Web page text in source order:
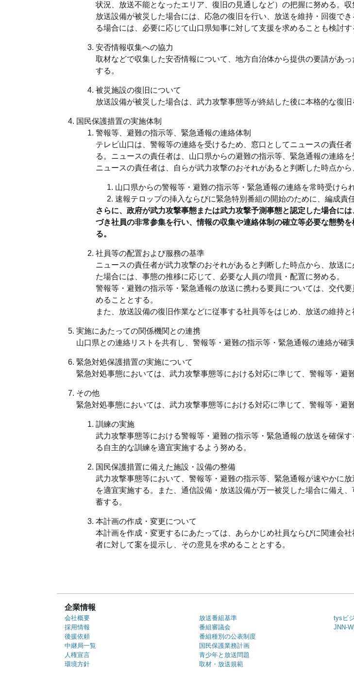
状況、放送不能となったエリア、復旧の見通しなど）の把握に努める。
放送設備が被災した場合には、応急の復旧を行い、放送を維持・回復で
る場合には、必要に応じて山口県知事に対して支援を求めることも検討す
安否情報収集への協力
取材などで収集した安否情報について、地方自治体から提供の要請があ
する。
被災施設の復旧について
放送設備が被災した場合は、武力攻撃事態等が終結した後に本格的な復旧
国民保護措置の実施体制
警報等、避難の指示等、緊急通報の連絡体制
テレビ山口は、警報等の連絡を受けるため、窓口としてニュースの責任
る。ニュースの責任者は、山口県からの避難の指示等、緊急通報の連絡を
ニュースの責任者は、自らが武力攻撃のおそれがあると判断した時点から
山口県からの警報等・避難の指示等・緊急通報の連絡を常時受けら
速報テロップの挿入ならびに緊急特別番組の開始のために、編成責
さらに、政府が武力攻撃事態または武力攻撃予測事態と認定した場合に
づき社員の非常参集を行い、情報の収集や連絡体制の確立等必要な態勢
る。
社員等の配置および服務の基準
ニュースの責任者が武力攻撃のおそれがあると判断した時点から、放送
た場合には、事態の推移に応じて、必要な人員の増員・配置に努める。
警報等・避難の指示等・緊急通報の放送に携わる要員については、交代
めることとする。
また、放送設備の復旧作業などに従事する社員等をはじめ、放送の維持
実施にあたっての関係機関との連携
山口県との連絡リストを共有し、警報等・避難の指示等・緊急通報の連絡が確
緊急対処保護措置の実施について
緊急対処事態においては、武力攻撃事態等における対応に準じて、警報等・避
その他
緊急対処事態においては、武力攻撃事態等における対応に準じて、警報等・避
訓練の実施
武力攻撃事態等における警報等・避難の指示等・緊急通報の放送を確保
る自主的な訓練を適宜実施するよう努める。
国民保護措置に備えた施設・設備の整備
武力攻撃事態等において、警報等・避難の指示等、緊急通報が速やかに
を適宜実施する。また、通信設備・放送設備が万一被災した場合に備え
蓄する。
本計画の作成・変更について
本計画を作成・変更するにあたっては、あらかじめ社員ならびに関連会
者に対して案を提示し、その意見を求めることとする。
企業情報
会社概要
採用情報
後援依頼
中継局一覧
人権宣言
環境方針
放送番組基準
番組審議会
番組種別の公表制度
国民保護業務計画
青少年と放送問題
取材・放送規範
tysビ
JNN-